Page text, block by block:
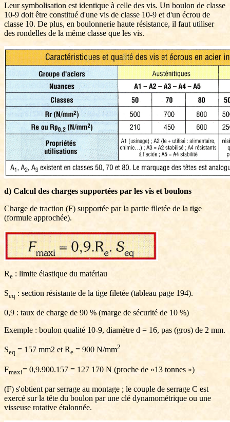
Leur symbolisation est identique à celle des vis. Un boulon de classe
10-9 doit être constitué d'une vis de classe 10-9 et d'un écrou de
classe 10. De plus, en boulonnerie haute résistance, il faut utiliser
des rondelles de la même classe que les vis.
d) Calcul des charges supportées par les vis et boulons
Charge de traction (F) supportée par la partie filetée de la tige
(formule approchée).
Re : limite élastique du matériau
Seq : section résistante de la tige filetée (tableau page 194).
0,9 : taux de charge de 90 % (marge de sécurité de 10 %)
Exemple : boulon qualité 10-9, diamètre d = 16, pas (gros) de 2 mm.
Seq = 157 mm2 et Re = 900 N/mm2
Fmaxi= 0,9.900.157 = 127 170 N (proche de «13 tonnes »)
(F) s'obtient par serrage au montage ; le couple de serrage C est
exercé sur la tête du boulon par une clé dynamométrique ou une
visseuse rotative étalonnée.